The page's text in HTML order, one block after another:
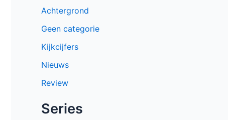
Achtergrond
Geen categorie
Kijkcijfers
Nieuws
Review
Series